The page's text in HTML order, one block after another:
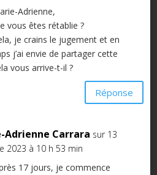
Adrienne,
vous êtes rétablie ?
je crains le jugement et en
j’ai envie de partager cette
vous arrive-t-il ?
Réponse
Adrienne Carrara sur 13
2023 à 10 h 53 min
17 jours, je commence